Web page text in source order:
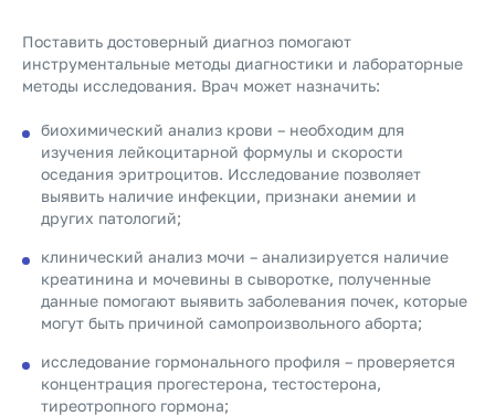
Поставить достоверный диагноз помогают
инструментальные методы диагностики и лабораторные
методы исследования. Врач может назначить:
биохимический анализ крови – необходим для
изучения лейкоцитарной формулы и скорости
оседания эритроцитов. Исследование позволяет
выявить наличие инфекции, признаки анемии и
других патологий;
клинический анализ мочи – анализируется наличие
креатинина и мочевины в сыворотке, полученные
данные помогают выявить заболевания почек, которые
могут быть причиной самопроизвольного аборта;
исследование гормонального профиля – проверяется
концентрация прогестерона, тестостерона,
тиреотропного гормона;